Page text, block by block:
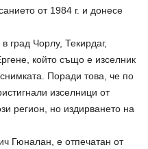
от 1984 г. и донесе
град Чорлу, Текирдаг,
който също е изселник
Поради това, че по
изселници от
регион, но издирването на
Гюналан, е отпечатан от